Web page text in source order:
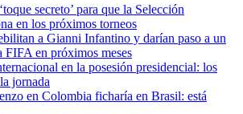
secreto’ para que la Selección
en los próximos torneos
a Gianni Infantino y darían paso a un
FIFA en próximos meses
en la posesión presidencial: los
jornada
en Colombia ficharía en Brasil: está